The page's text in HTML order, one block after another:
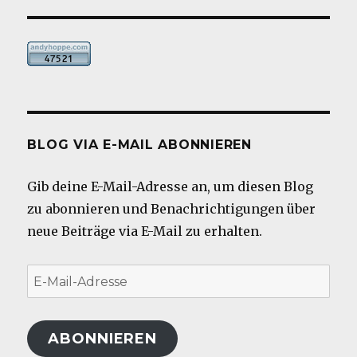
BLOG VIA E-MAIL ABONNIEREN
Gib deine E-Mail-Adresse an, um diesen Blog
zu abonnieren und Benachrichtigungen über
neue Beiträge via E-Mail zu erhalten.
E-
Mail-
Adresse
ABONNIEREN